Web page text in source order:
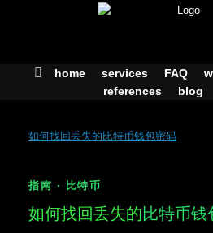
home services FAQ
references
blog
如何找回丢失的比特币钱包密码
指南 · 比特币
如何找回丢失的比特币钱